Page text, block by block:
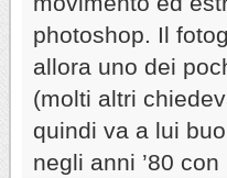
photoshop. Il
allora uno dei
(molti altri
quindi va a lui
negli anni ’80